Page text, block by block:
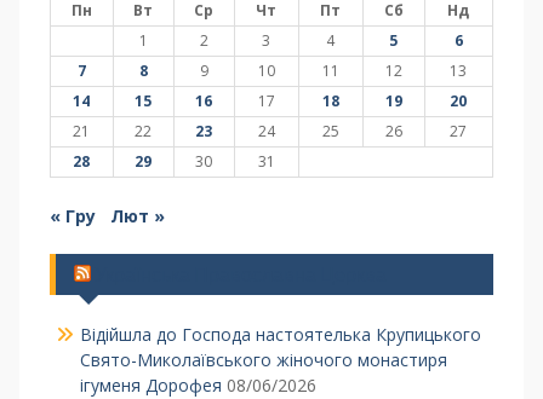
Пн Вт Ср Чт Пт Сб
Нд
1
2 3 4 5
6
7
8 9 10 11 12
13
14
15 16 17 18 19
20
21
22 23 24 25 26
27
28
29 30 31
« Гру Лют »
Відійшла до Господа настоятелька Крупицького
Свято-Миколаївського жіночого монастиря
ігуменя Дорофея 08/06/2026